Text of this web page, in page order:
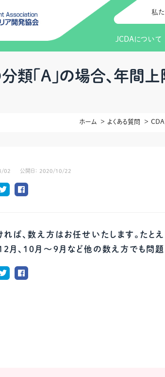
私
JCDAについて
JCDAのビジ
情報公開
入会のご案内
会費について
支部のご紹介
研究会・啓発
研修情報（お
分類｢A｣の場合、年間
ホーム よくある質問 CDA
02 公開日： 2020/10/22
ば、数え方はお任せいたします。たと
月、10月～9月など他の数え方でも問題